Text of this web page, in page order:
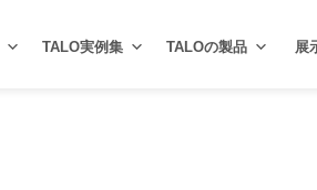
TALO実例集 TALOの製品 展